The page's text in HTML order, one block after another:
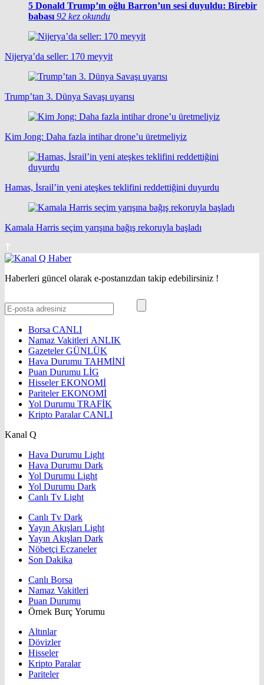
5 Donald Trump’ın oğlu Barron’un sesi duyuldu: Birebir
babası 92 kez okundu
Nijerya’da seller: 170 meyyit
Trump’tan 3. Dünya Savaşı uyarısı
Kim Jong: Daha fazla intihar drone’u üretmeliyiz
Hamas, İsrail’in yeni ateşkes teklifini reddettiğini duyurdu
Kamala Harris seçim yarışına bağış rekoruyla başladı
Haberleri güncel olarak e-postanızdan takip edebilirsiniz !
Borsa CANLI
Namaz Vakitleri ANLIK
GazetelerGÜNLÜK
Hava Durumu TAHMİNİ
Puan Durumu LİG
HisselerEKONOMİ
ParitelerEKONOMİ
Yol Durumu TRAFİK
Kripto ParalarCANLI
Kanal Q
Hava Durumu Light
Hava Durumu Dark
Yol Durumu Light
Yol Durumu Dark
Canlı Tv Light
Canlı Tv Dark
Yayın Akışları Light
Yayın Akışları Dark
Nöbetçi Eczaneler
Son Dakika
Canlı Borsa
Namaz Vakitleri
Puan Durumu
Örnek Burç Yorumu
Altınlar
Dövizler
Hisseler
Kripto Paralar
Pariteler